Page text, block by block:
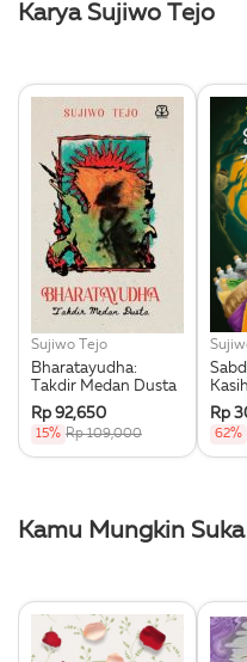
Karya Sujiwo Tejo
Sujiwo Tejo
Bharatayudha:
Takdir Medan Dusta
Rp 92,650
15% Rp 109,000
Kasih
Rp
62%
Kamu Mungkin Suka